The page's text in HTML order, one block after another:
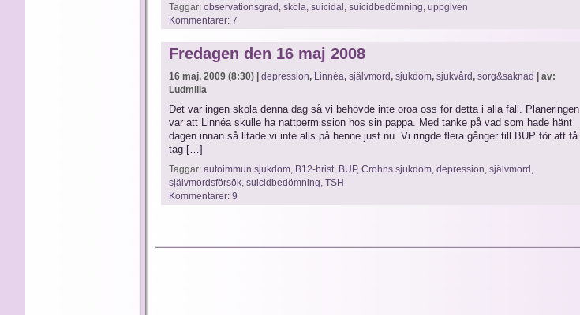
Taggar: observationsgrad , skola, suicidal , suicidbedömning, uppgiven
Kommentarer: 7
Fredagen den 16 maj 2008
16 maj, 2009 (8:30) | depression, Linnéa, självmord, sjukdom, sjukvård, sorg&saknad
| av:
Ludmilla
Det var ingen skola denna dag så vi behövde inte oroa oss för detta i alla fall. Planeringen
var att Linnéa skulle ha nattpermission hos sin pappa. Med tanke på vad som hade hänt
dagen innan så litade vi inte alls på henne just nu. Vi ringde flera gånger till BUP för att få
tag […]
Taggar: autoimmun sjukdom, B12-brist, BUP, Crohns sjukdom, depression, självmord ,
självmordsförsök, suicidbedömning, TSH
Kommentarer: 9